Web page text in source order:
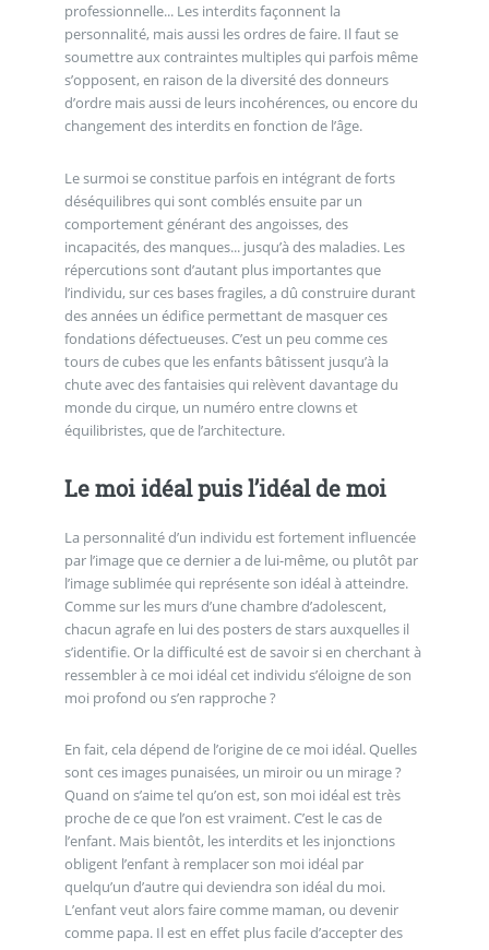
professionnelle... Les interdits façonnent la
personnalité, mais aussi les ordres de faire. Il faut se
soumettre aux contraintes multiples qui parfois même
s’opposent, en raison de la diversité des donneurs
d’ordre mais aussi de leurs incohérences, ou encore du
changement des interdits en fonction de l’âge.
Le surmoi se constitue parfois en intégrant de forts
déséquilibres qui sont comblés ensuite par un
comportement générant des angoisses, des
incapacités, des manques... jusqu’à des maladies. Les
répercutions sont d’autant plus importantes que
l’individu, sur ces bases fragiles, a dû construire durant
des années un édifice permettant de masquer ces
fondations défectueuses. C’est un peu comme ces
tours de cubes que les enfants bâtissent jusqu’à la
chute avec des fantaisies qui relèvent davantage du
monde du cirque, un numéro entre clowns et
équilibristes, que de l’architecture.
Le moi idéal puis l’idéal de moi
La personnalité d’un individu est fortement influencée
par l’image que ce dernier a de lui-même, ou plutôt par
l’image sublimée qui représente son idéal à atteindre.
Comme sur les murs d’une chambre d’adolescent,
chacun agrafe en lui des posters de stars auxquelles il
s’identifie. Or la difficulté est de savoir si en cherchant à
ressembler à ce moi idéal cet individu s’éloigne de son
moi profond ou s’en rapproche ?
En fait, cela dépend de l’origine de ce moi idéal. Quelles
sont ces images punaisées, un miroir ou un mirage ?
Quand on s’aime tel qu’on est, son moi idéal est très
proche de ce que l’on est vraiment. C’est le cas de
l’enfant. Mais bientôt, les interdits et les injonctions
obligent l’enfant à remplacer son moi idéal par
quelqu’un d’autre qui deviendra son idéal du moi.
L’enfant veut alors faire comme maman, ou devenir
comme papa. Il est en effet plus facile d’accepter des